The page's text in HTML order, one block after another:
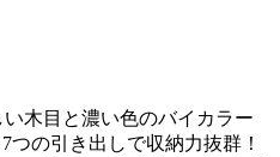
い木目と濃い色のバイカラー
の引き出しで収納力抜群！